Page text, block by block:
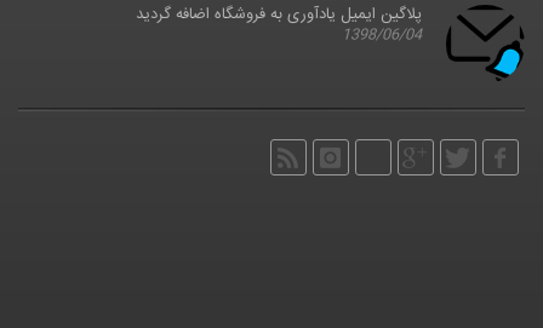
پلاگین ایمیل یادآوری به فروشگاه اضافه گردید
1398/06/04